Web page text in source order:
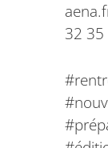
32 35